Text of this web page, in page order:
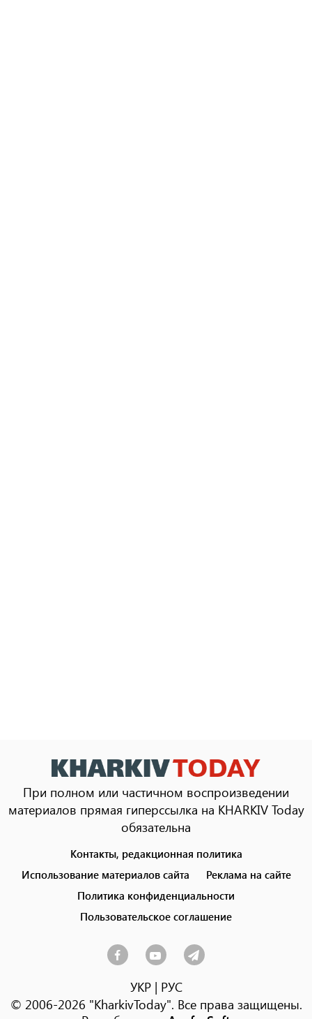
При полном или частичном воспроизведении
материалов прямая гиперссылка на KHARKIV Today
обязательна
menu
Контакты, редакционная политика
Использование материалов сайта
Реклама на сайте
Политика конфиденциальности
Пользовательское соглашение
УКР| РУС
© 2006-2026 "KharkivToday". Все права защищены.